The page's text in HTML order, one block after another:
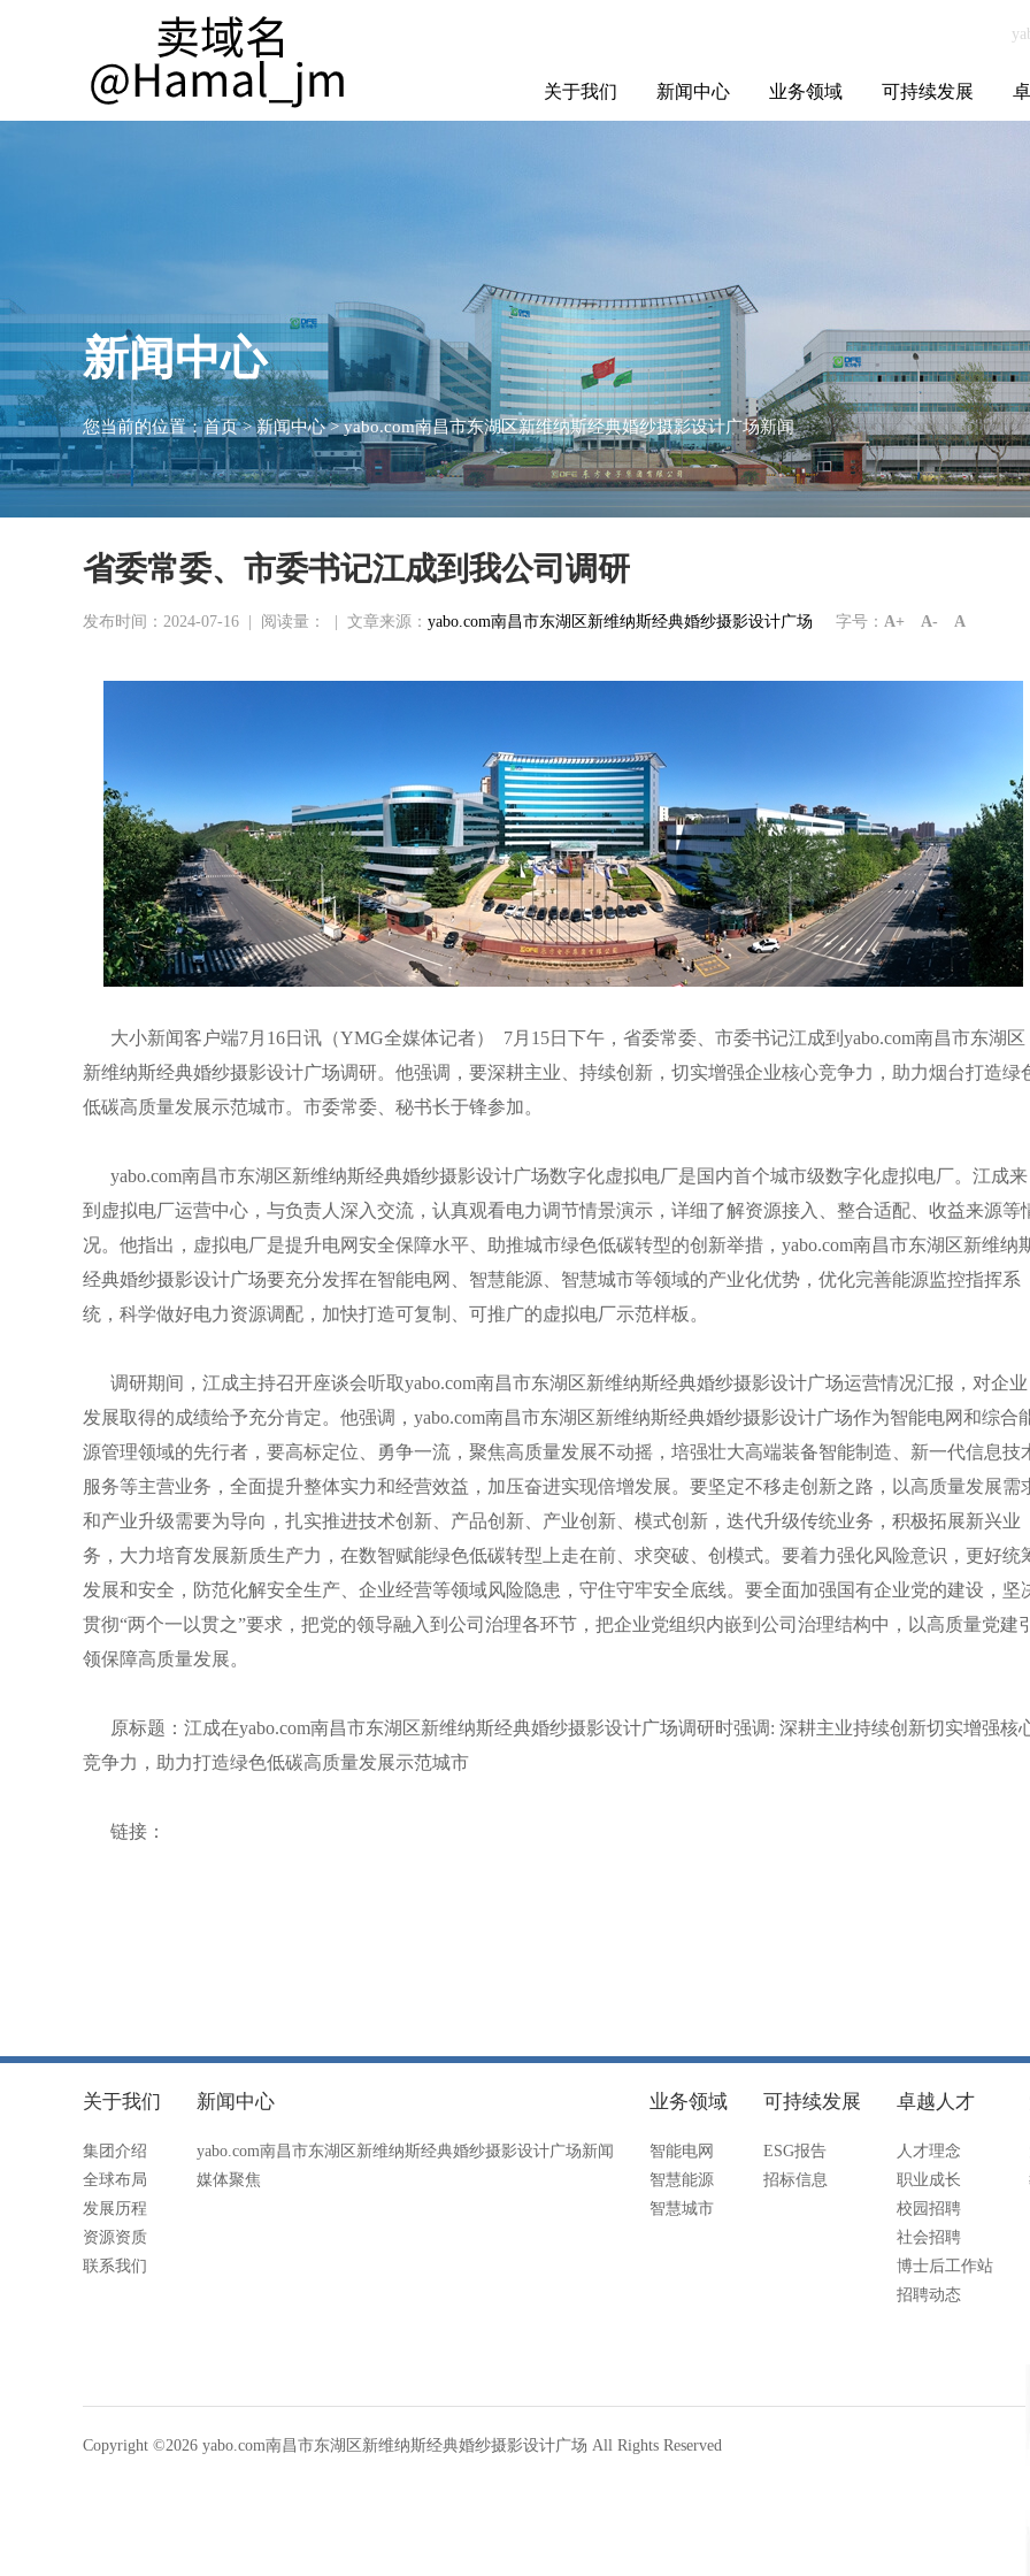
关于我们 新闻中心 业务领域 可持续发展
新闻中心
您当前的位置：首页>新闻中心>yabo.com南昌市东湖区新维纳斯经典婚纱摄影设计广场新闻
省委常委、市委书记江成到我公司调研
发布时间：2024-07-16 阅读量： 文章来源： yabo.com南昌市东湖区新维纳斯经典婚纱摄影设计广场 字号： A+ A- A
大小新闻客户端7月16日讯（YMG全媒体记者） 7月15日下午，省委常委、市委书记江成到yabo.com南昌市东湖区
新维纳斯经典婚纱摄影设计广场调研。他强调，要深耕主业、持续创新，切实增强企业核心竞争力，助力烟台打造绿
低碳高质量发展示范城市。市委常委、秘书长于锋参加。
yabo.com南昌市东湖区新维纳斯经典婚纱摄影设计广场数字化虚拟电厂是国内首个城市级数字化虚拟电厂。江成来
到虚拟电厂运营中心，与负责人深入交流，认真观看电力调节情景演示，详细了解资源接入、整合适配、收益来源等
况。他指出，虚拟电厂是提升电网安全保障水平、助推城市绿色低碳转型的创新举措，yabo.com南昌市东湖区新维纳
经典婚纱摄影设计广场要充分发挥在智能电网、智慧能源、智慧城市等领域的产业化优势，优化完善能源监控指挥系
统，科学做好电力资源调配，加快打造可复制、可推广的虚拟电厂示范样板。
调研期间，江成主持召开座谈会听取yabo.com南昌市东湖区新维纳斯经典婚纱摄影设计广场运营情况汇报，对企业
发展取得的成绩给予充分肯定。他强调，yabo.com南昌市东湖区新维纳斯经典婚纱摄影设计广场作为智能电网和综合
源管理领域的先行者，要高标定位、勇争一流，聚焦高质量发展不动摇，培强壮大高端装备智能制造、新一代信息技
服务等主营业务，全面提升整体实力和经营效益，加压奋进实现倍增发展。要坚定不移走创新之路，以高质量发展需
和产业升级需要为导向，扎实推进技术创新、产品创新、产业创新、模式创新，迭代升级传统业务，积极拓展新兴业
务，大力培育发展新质生产力，在数智赋能绿色低碳转型上走在前、求突破、创模式。要着力强化风险意识，更好统
发展和安全，防范化解安全生产、企业经营等领域风险隐患，守住守牢安全底线。要全面加强国有企业党的建设，坚
贯彻“两个一以贯之”要求，把党的领导融入到公司治理各环节，把企业党组织内嵌到公司治理结构中，以高质量党建引
领保障高质量发展。
原标题：江成在yabo.com南昌市东湖区新维纳斯经典婚纱摄影设计广场调研时强调: 深耕主业持续创新切实增强核
竞争力，助力打造绿色低碳高质量发展示范城市
链接：
关于我们
集团介绍
全球布局
发展历程
资源资质
联系我们
新闻中心
yabo.com南昌市东湖区新维纳斯经典婚纱摄影设计广场新闻
媒体聚焦
业务领域
智能电网
智慧能源
智慧城市
可持续发展
ESG报告
招标信息
卓越人才
人才理念
职业成长
校园招聘
社会招聘
博士后工作站
招聘动态
Copyright ©2026 yabo.com南昌市东湖区新维纳斯经典婚纱摄影设计广场 All Rights Reserved